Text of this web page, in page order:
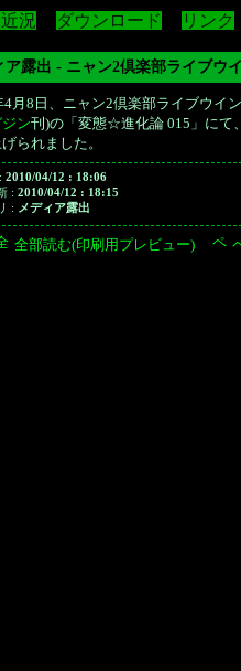
況 ダウンロード リンク
ア露出 - ニャン2倶楽部ライブウ
4月8日、ニャン2倶楽部ライブウイ
ン刊)の「変態☆進化論 015」にて
られました。
2010/04/12 : 18:06
: 2010/04/12 : 18:15
: メディア露出
全部読む(印刷用プレビュー)